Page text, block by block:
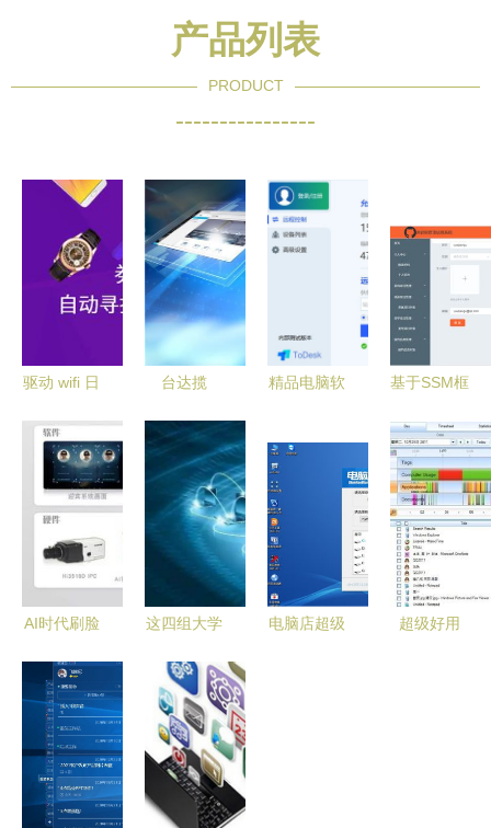
产品列表
PRODUCT
----------------
驱动 wifi 日
机软件开发
驱动人生官
网
台达揽
自动化及数
字化评
选”三项大
奖 以创新
引领中国智
算时代
精品电脑软
期 聚焦计
算机软件开
基于SSM框
预约管理小
程序系统设
计与实现
AI时代刷脸
你的DIY智
慧人脸迎宾
系统
这四组大学
混淆，所学
内容和就业
方向不同，
不要报错了
——以“计
电脑店超级
超级好用